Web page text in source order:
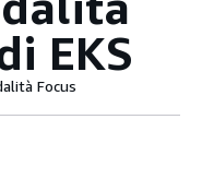
EKS
Focus